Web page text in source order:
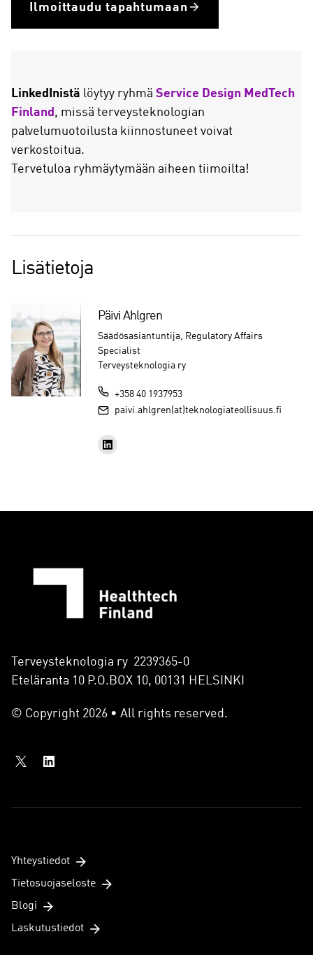
Ilmoittaudu tapahtumaan
LinkedInistä löytyy ryhmä Service Design MedTech
Finland , missä terveysteknologian
palvelumuotoilusta kiinnostuneet voivat
verkostoitua.
Tervetuloa ryhmäytymään aiheen tiimoilta!
Lisätietoja
Päivi Ahlgren
Säädösasiantuntija, Regulatory Affairs
Specialist
Terveysteknologia ry
+358 40 1937953
paivi.ahlgren(at)teknologiateollisuus.fi
Terveysteknologia ry 2239365-0
Eteläranta 10 P.O.BOX 10, 00131 HELSINKI
© Copyright 2026 • All rights reserved.
Yhteystiedot
Tietosuojaseloste
Blogi
Laskutustiedot